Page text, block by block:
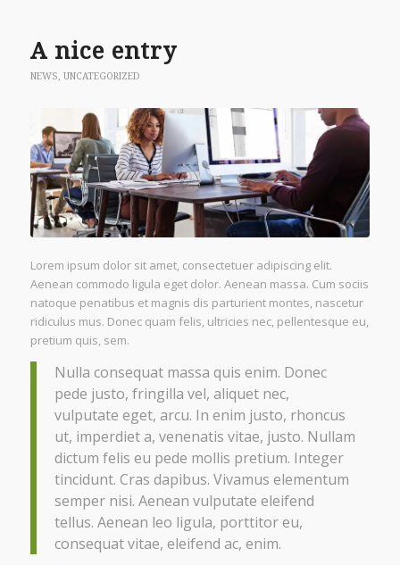
A nice entry
NEWS UNCATEGORIZED
Lorem ipsum dolor sit amet, consectetuer adipiscing elit.
Aenean commodo ligula eget dolor. Aenean massa. Cum sociis
natoque penatibus et magnis dis parturient montes, nascetur
ridiculus mus. Donec quam felis, ultricies nec, pellentesque eu,
pretium quis, sem.
Nulla consequat massa quis enim. Donec
pede justo, fringilla vel, aliquet nec,
vulputate eget, arcu. In enim justo, rhoncus
ut, imperdiet a, venenatis vitae, justo. Nullam
dictum felis eu pede mollis pretium. Integer
tincidunt. Cras dapibus. Vivamus elementum
semper nisi. Aenean vulputate eleifend
tellus. Aenean leo ligula, porttitor eu,
consequat vitae, eleifend ac, enim.